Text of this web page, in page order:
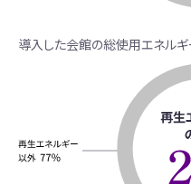
導入した会館の総使用エネル